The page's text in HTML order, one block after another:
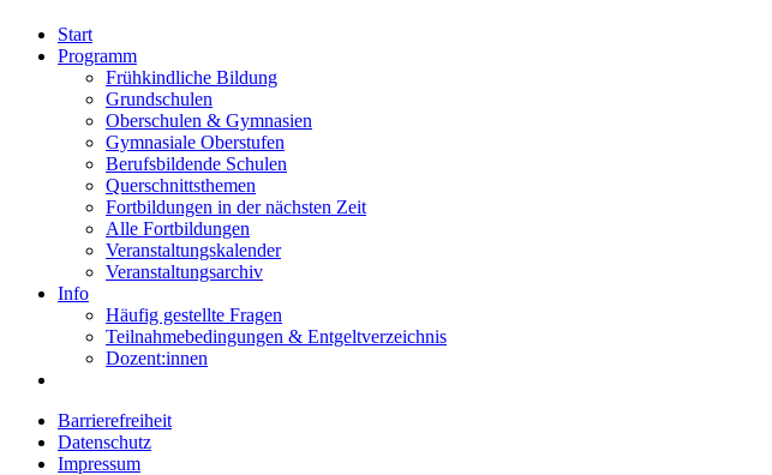
Start
Programm
Frühkindliche Bildung
Grundschulen
Oberschulen & Gymnasien
Gymnasiale Oberstufen
Berufsbildende Schulen
Querschnittsthemen
Fortbildungen in der nächsten Zeit
Alle Fortbildungen
Veranstaltungskalender
Veranstaltungsarchiv
Info
Häufig gestellte Fragen
Teilnahmebedingungen & Entgeltverzeichnis
Dozent:innen
Barrierefreiheit
Datenschutz
Impressum